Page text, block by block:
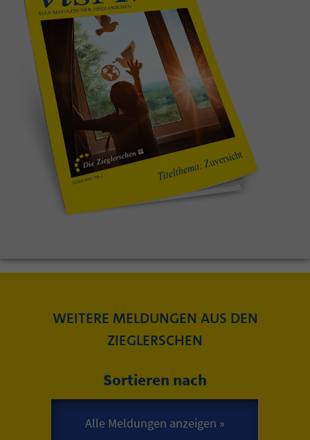
WEITERE MELDUNGEN AUS DEN
ZIEGLERSCHEN
Sortieren nach